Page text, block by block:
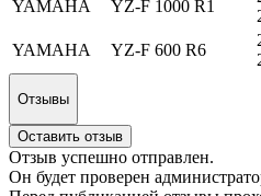
YAMAHA YZ-F 1000 R1
YAMAHA YZ-F 600 R6
Отзывы
Оставить отзыв
Отзыв успешно отправлен.
Он будет проверен